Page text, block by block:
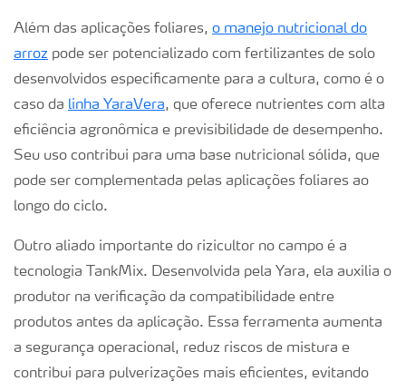
Além das aplicações foliares, o manejo nutricional do
arroz pode ser potencializado com fertilizantes de solo
desenvolvidos especificamente para a cultura, como é o
caso da linha YaraVera, que oferece nutrientes com alta
eficiência agronômica e previsibilidade de desempenho.
Seu uso contribui para uma base nutricional sólida, que
pode ser complementada pelas aplicações foliares ao
longo do ciclo.
Outro aliado importante do rizicultor no campo é a
tecnologia TankMix. Desenvolvida pela Yara, ela auxilia o
produtor na verificação da compatibilidade entre
produtos antes da aplicação. Essa ferramenta aumenta
a segurança operacional, reduz riscos de mistura e
contribui para pulverizações mais eficientes, evitando